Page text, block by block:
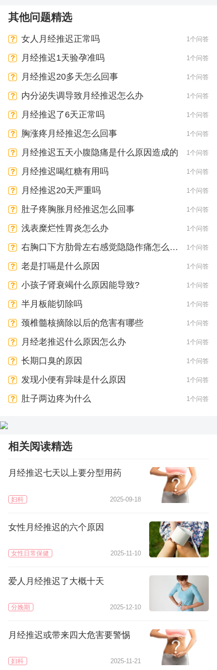
其他问题精选
女人月经推迟正常吗 1个问答
月经推迟1天验孕准吗 1个问答
月经推迟20多天怎么回事 1个问答
内分泌失调导致月经推迟怎么办 1个问答
月经推迟了6天正常吗 1个问答
胸涨疼月经推迟怎么回事 1个问答
月经推迟五天小腹隐痛是什么原因造成的 1个问答
月经推迟喝红糖有用吗 1个问答
月经推迟20天严重吗 1个问答
肚子疼胸胀月经推迟怎么回事 1个问答
浅表糜烂性胃炎怎么办 1个问答
右胸口下方肋骨左右感觉隐隐作痛怎么回
事
1个问答
老是打嗝是什么原因 1个问答
小孩子肾衰竭什么原因能导致? 1个问答
半月板能切除吗 1个问答
颈椎髓核摘除以后的危害有哪些 1个问答
月经老推迟什么原因怎么办 1个问答
长期口臭的原因 1个问答
发现小便有异味是什么原因 1个问答
肚子两边疼为什么 1个问答
相关阅读精选
月经推迟七天以上要分型用药
妇科 2025-09-18
女性月经推迟的六个原因
女性日常保健 2025-11-10
爱人月经推迟了大概十天
分娩期 2025-12-10
月经推迟或带来四大危害要警惕
妇科 2025-11-21